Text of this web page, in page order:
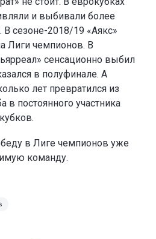
и выбивали более
сезоне-2018/19 «Аякс»
Лиги чемпионов. В
сенсационно выбил
в полуфинале. А
лет превратился из
в постоянного участника
в Лиге чемпионов уже
команду.